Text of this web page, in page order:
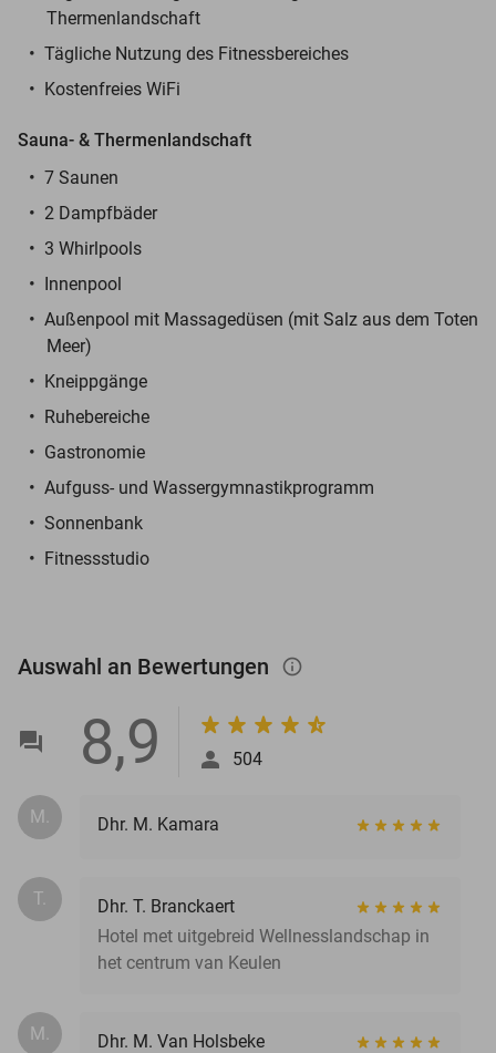
Thermenlandschaft
Tägliche Nutzung des Fitnessbereiches
Kostenfreies WiFi
Sauna- & Thermenlandschaft
7 Saunen
2 Dampfbäder
3 Whirlpools
Innenpool
Außenpool mit Massagedüsen (mit Salz aus dem Toten
Meer)
Kneippgänge
Ruhebereiche
Gastronomie
Aufguss- und Wassergymnastikprogramm
Sonnenbank
Fitnessstudio
Auswahl an Bewertungen info_outlined
8,9 504
M. Dhr. M. Kamara
T.
Dhr. T. Branckaert
Hotel met uitgebreid Wellnesslandschap in
het centrum van Keulen
M.
Dhr. M. Van Holsbeke